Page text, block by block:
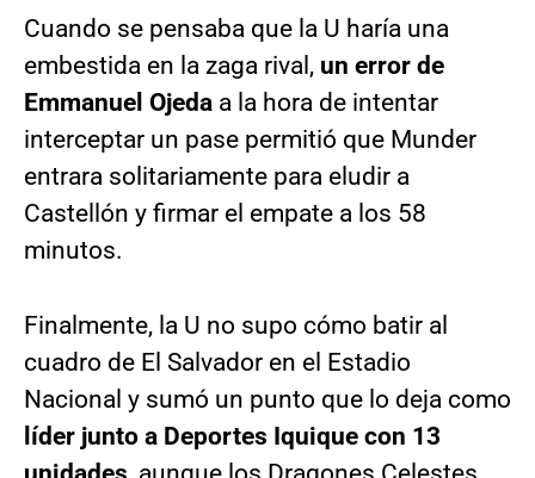
Cuando se pensaba que la U haría una
embestida en la zaga rival, un error de
Emmanuel Ojeda a la hora de intentar
interceptar un pase permitió que Munder
entrara solitariamente para eludir a
Castellón y firmar el empate a los 58
minutos.
Finalmente, la U no supo cómo batir al
cuadro de El Salvador en el Estadio
Nacional y sumó un punto que lo deja como
líder junto a Deportes Iquique con 13